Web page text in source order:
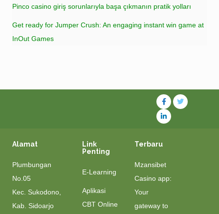
Pinco casino giriş sorunlarıyla başa çıkmanın pratik yolları
Get ready for Jumper Crush: An engaging instant win game at
InOut Games
Alamat
Plumbungan
No.05
Kec. Sukodono,
Kab. Sidoarjo
Link
Penting
E-Learning
Aplikasi
CBT Online
Terbaru
Mzansibet
Casino app:
Your
gateway to